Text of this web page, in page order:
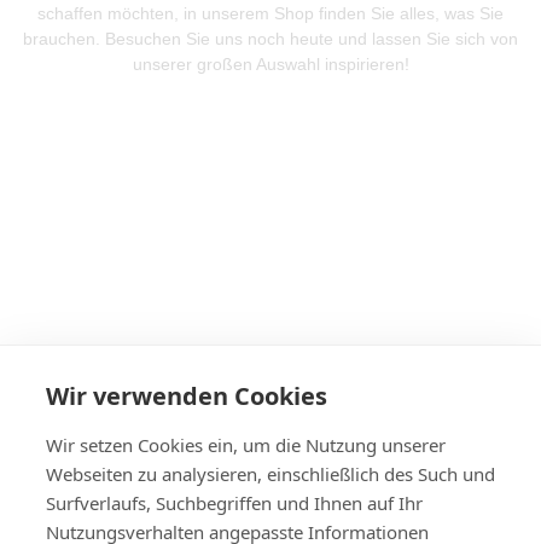
Wir verwenden Cookies
Wir setzen Cookies ein, um die Nutzung unserer
Webseiten zu analysieren, einschließlich des Such und
Surfverlaufs, Suchbegriffen und Ihnen auf Ihr
Nutzungsverhalten angepasste Informationen
schaffen möchten, in unserem Shop finden Sie alles, was Sie
brauchen. Besuchen Sie uns noch heute und lassen Sie sich von
unserer großen Auswahl inspirieren!